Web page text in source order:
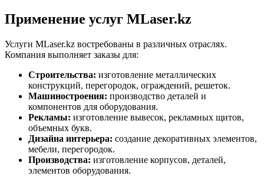
Применение услуг MLaser.kz
Услуги MLaser.kz востребованы в различных отраслях.
Компания выполняет заказы для:
Строительства: изготовление металлических
конструкций, перегородок, ограждений, решеток.
Машиностроения: производство деталей и
компонентов для оборудования.
Рекламы: изготовление вывесок, рекламных щитов,
объемных букв.
Дизайна интерьера: создание декоративных элементов,
мебели, перегородок.
Производства: изготовление корпусов, деталей,
элементов оборудования.